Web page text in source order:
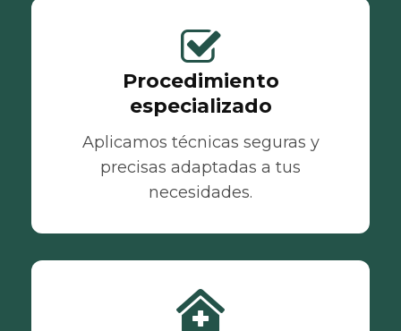
Procedimiento
especializado
Aplicamos técnicas seguras y
precisas adaptadas a tus
necesidades.